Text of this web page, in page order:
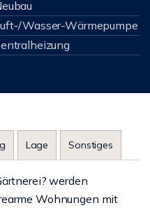
Wasser-Wärmepumpe
Lage Sonstiges
werden
Wohnungen mit